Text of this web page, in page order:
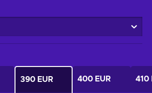
390 EUR 400 EUR 410